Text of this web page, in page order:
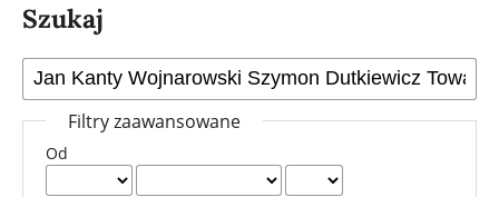
Szukaj
Filtry zaawansowane
Od